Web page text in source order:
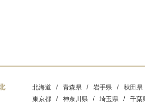
北海道 青森県 岩手県 秋田県
東京都 神奈川県 埼玉県 千葉